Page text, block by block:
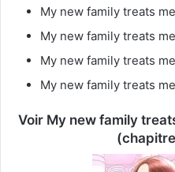
My new family treats
My new family treats
My new family treats
My new family treats
Voir My new family